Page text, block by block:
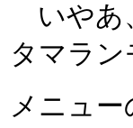
いやあ
タマラ
メニュ